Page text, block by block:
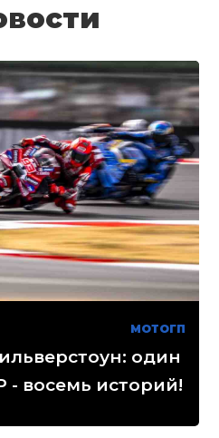
МОТОГП
один
- восемь историй!